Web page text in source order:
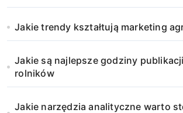
Jakie trendy kształtują marketing
Jakie są najlepsze godziny
rolników
Jakie narzędzia analityczne warto